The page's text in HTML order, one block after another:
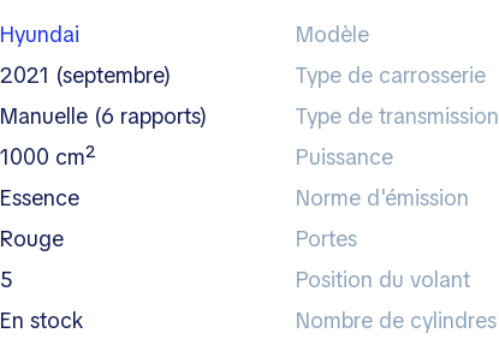
Hyundai Modèle
2021 (septembre) Type de carrosserie
manuelle (6 rapports) Type de transmission
1000 cm² Puissance
essence Norme d'émission
rouge Portes
5 Position du volant
en stock Nombre de cylindres